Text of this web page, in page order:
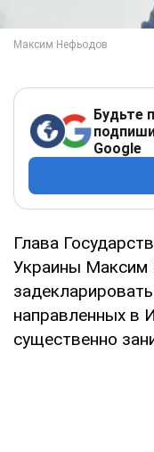
Будьте
Google
Глава
Украины Максим
направленных в
существенно